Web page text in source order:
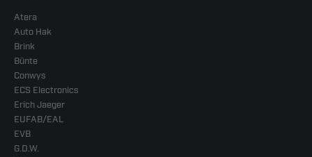
Atera
Auto Hak
Brink
Bünte
Conwys
ECS Electronics
Erich Jaeger
EUFAB/EAL
EVB
G.D.W.